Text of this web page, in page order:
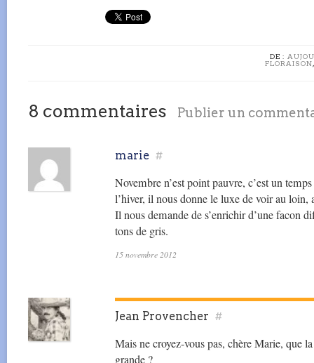
DE :
FLORAISON
8 commentaires Publier un
marie #
Novembre n’est point pauvre, c’est un
l’hiver, il nous donne le luxe de voir au loin,
Il nous demande de s’enrichir d’une facon
tons de gris.
15 novembre 2012
Jean Provencher #
Mais ne croyez-vous pas, chère Marie, que
grande ?